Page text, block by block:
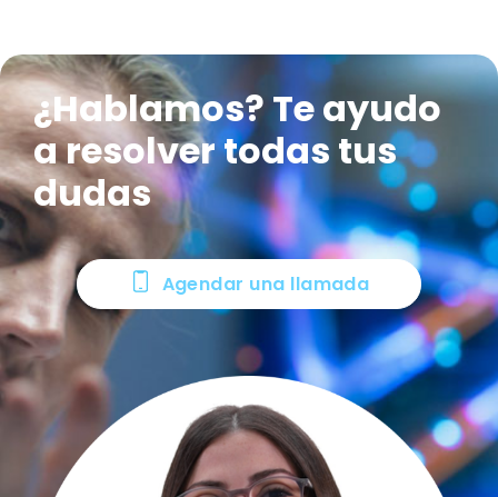
¿Hablamos? Te ayudo
a resolver todas tus
dudas
Agendar una llamada